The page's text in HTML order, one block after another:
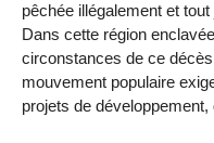
pêchée illégalement et
Dans cette région
circonstances de ce
mouvement populaire
projets de développement,